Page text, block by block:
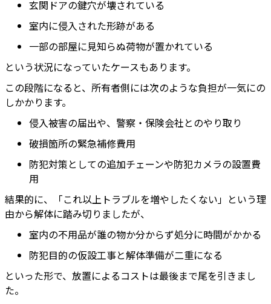
玄関ドアの鍵穴が壊されている
室内に侵入された形跡がある
一部の部屋に見知らぬ荷物が置かれている
という状況になっていたケースもあります。
この段階になると、所有者側には次のような負担が一気にの
しかかります。
侵入被害の届出や、警察・保険会社とのやり取り
破損箇所の緊急補修費用
防犯対策としての追加チェーンや防犯カメラの設置費
用
結果的に、「これ以上トラブルを増やしたくない」という理
由から解体に踏み切りましたが、
室内の不用品が誰の物か分からず処分に時間がかかる
防犯目的の仮設工事と解体準備が二重になる
といった形で、放置によるコストは最後まで尾を引きまし
た。